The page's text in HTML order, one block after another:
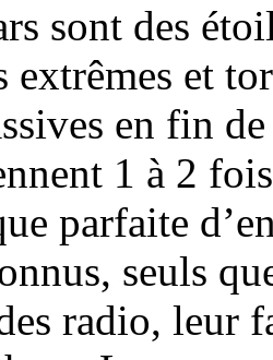
sont des
extrêmes et
en fin
1 à 2
parfaite
seuls
radio, leur